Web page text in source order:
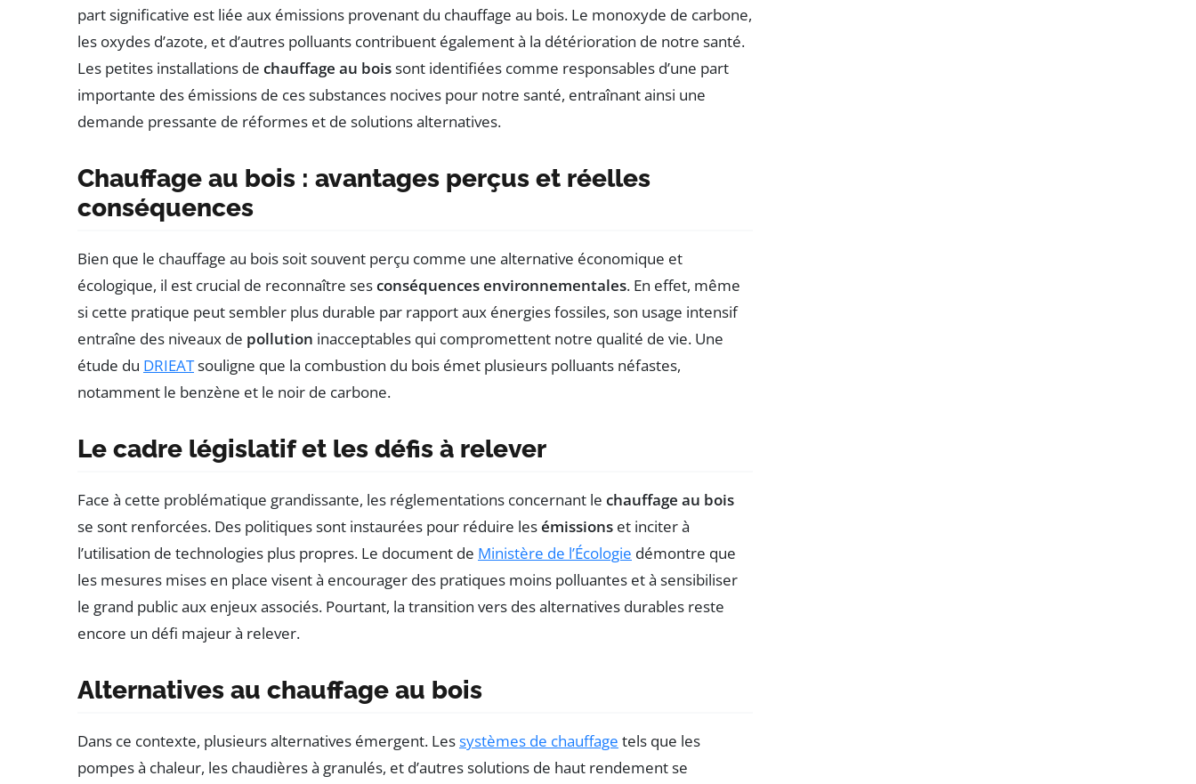
part significative est liée aux émissions provenant du chauffage au bois. Le monoxyde de carbone,
les oxydes d’azote, et d’autres polluants contribuent également à la détérioration de notre santé.
Les petites installations de chauffage au boissont identifiées comme responsables d’une part
importante des émissions de ces substances nocives pour notre santé, entraînant ainsi une
demande pressante de réformes et de solutions alternatives.
Chauffage au bois : avantages perçus et réelles
conséquences
Bien que le chauffage au bois soit souvent perçu comme une alternative économique et
écologique, il est crucial de reconnaître sesconséquences environnementales. En effet, même
si cette pratique peut sembler plus durable par rapport aux énergies fossiles, son usage intensif
entraîne des niveaux de pollution inacceptables qui compromettent notre qualité de vie. Une
étude du DRIEATsouligne que la combustion du bois émet plusieurs polluants néfastes,
notamment le benzène et le noir de carbone.
Le cadre législatif et les défis à relever
Face à cette problématique grandissante, les réglementations concernant le chauffage au bois
se sont renforcées. Des politiques sont instaurées pour réduire lesémissions et inciter à
l’utilisation de technologies plus propres. Le document de Ministère de l’Écologie démontre que
les mesures mises en place visent à encourager des pratiques moins polluantes et à sensibiliser
le grand public aux enjeux associés. Pourtant, la transition vers des alternatives durables reste
encore un défi majeur à relever.
Alternatives au chauffage au bois
Dans ce contexte, plusieurs alternatives émergent. Lessystèmes de chauffage tels que les
pompes à chaleur, les chaudières à granulés, et d’autres solutions de haut rendement se